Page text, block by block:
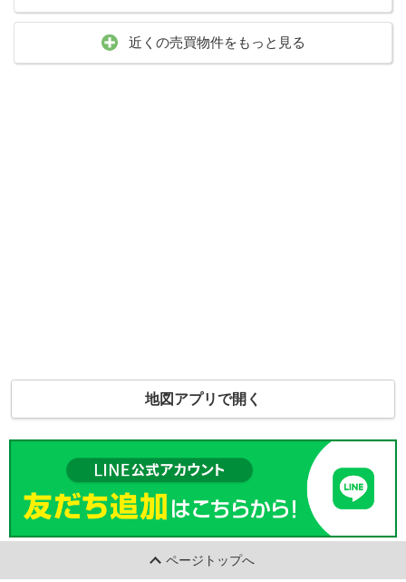
近くの売買物件をもっと見る
地図アプリで開く
ページトップへ